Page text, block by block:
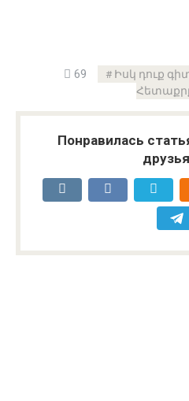
69 Իսկ դուք
Понравилась